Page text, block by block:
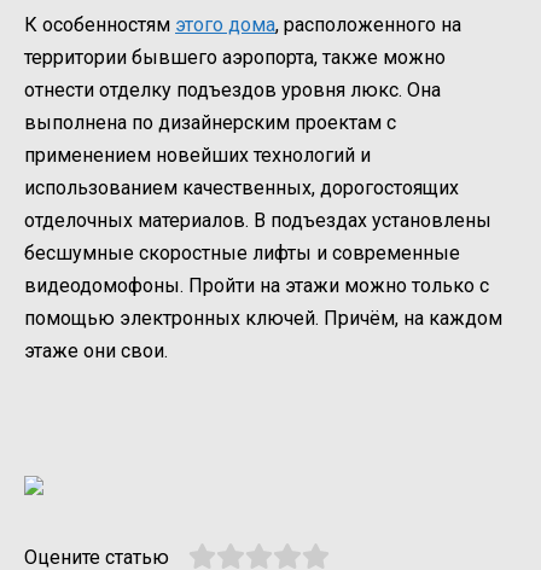
К особенностям этого дома, расположенного на
территории бывшего аэропорта, также можно
отнести отделку подъездов уровня люкс. Она
выполнена по дизайнерским проектам с
применением новейших технологий и
использованием качественных, дорогостоящих
отделочных материалов. В подъездах установлены
бесшумные скоростные лифты и современные
видеодомофоны. Пройти на этажи можно только с
помощью электронных ключей. Причём, на каждом
этаже они свои.
Оцените статью